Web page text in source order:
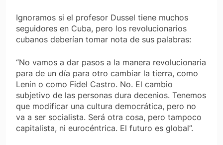
Ignoramos si el profesor Dussel tiene muchos
seguidores en Cuba, pero los revolucionarios
cubanos deberían tomar nota de sus palabras:
“No vamos a dar pasos a la manera revolucionaria
para de un día para otro cambiar la tierra, como
Lenin o como Fidel Castro. No. El cambio
subjetivo de las personas dura decenios. Tenemos
que modificar una cultura democrática, pero no
va a ser socialista. Será otra cosa, pero tampoco
capitalista, ni eurocéntrica. El futuro es global”.